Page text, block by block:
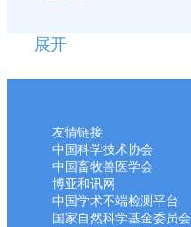
展开
友情链接
中国科学技术协会
中国畜牧兽医学会
博亚和讯网
中国学术不端检测平台
国家自然科学基金委员会